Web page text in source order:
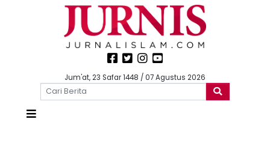
Jum'at, 23 Safar 1448 / 07 Agustus 2026